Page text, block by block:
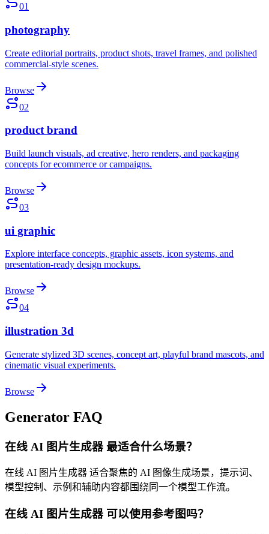
01
photography
Create editorial portraits, product shots, travel frames, and polished
commercial-style scenes.
Browse
02
product brand
Build launch visuals, ad creative, hero renders, and packaging
concepts for ecommerce or campaigns.
Browse
03
ui graphic
Explore interface concepts, graphic assets, icon systems, and
presentation-ready design mockups.
Browse
04
illustration 3d
Generate stylized 3D scenes, concept art, playful brand mascots, and
cinematic visual experiments.
Browse
Generator FAQ
在线 AI 图片生成器 最适合什么场景？
在线 AI 图片生成器 适合聚焦的 AI 图像生成场景，提示词、
模型控制、示例和辅助内容都围绕同一个模型工作流。
在线 AI 图片生成器 可以使用参考图吗？